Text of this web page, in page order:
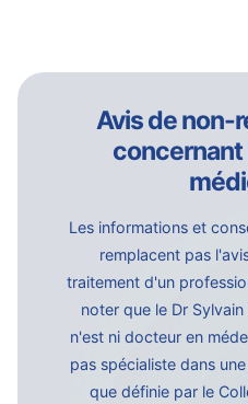
Avis de non-
concernant
Les informations et
remplacent pas
traitement d'un
noter que le Dr
n'est ni docteur en
pas spécialiste dans
que définie par le